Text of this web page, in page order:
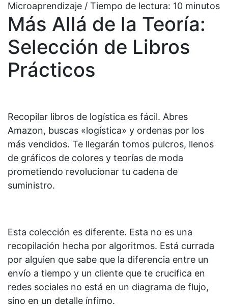
Microaprendizaje / Tiempo de lectura: 10 minutos
Más Allá de la Teoría:
Selección de Libros
Prácticos
Recopilar libros de logística es fácil. Abres
Amazon, buscas «logística» y ordenas por los
más vendidos. Te llegarán tomos pulcros, llenos
de gráficos de colores y teorías de moda
prometiendo revolucionar tu cadena de
suministro.
Esta colección es diferente. Esta no es una
recopilación hecha por algoritmos. Está currada
por alguien que sabe que la diferencia entre un
envío a tiempo y un cliente que te crucifica en
redes sociales no está en un diagrama de flujo,
sino en un detalle ínfimo.